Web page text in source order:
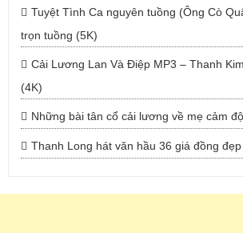
Tuyệt Tình Ca nguyên tuồng (Ông Cò
trọn tuồng (5K)
Cải Lương Lan Và Điệp MP3 – Thanh
(4K)
Những bài tân cổ cải lương về mẹ cảm
Thanh Long hát văn hầu 36 giá đồng